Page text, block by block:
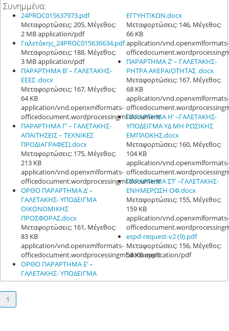
Συνημμένα:
24PROC015637973.pdf
Μεταφορτώσεις: 205, Μέγεθος:
2 MB application/pdf
Γαλετάκης_24PROC015636634.pdf
Μεταφορτώσεις: 188, Μέγεθος:
3 MB application/pdf
ΠΑΡΑΡΤΗΜΑ Β’ – ΓΑΛΕΤΑΚΗΣ-
ΕΕΕΣ .docx
Μεταφορτώσεις: 167, Μέγεθος:
64 KB
application/vnd.openxmlformats-
officedocument.wordprocessingml.document
ΠΑΡΑΡΤΗΜΑ Γ’ – ΓΑΛΕΤΑΚΗΣ-
ΑΠΑΙΤΗΣΕΙΣ – ΤΕΧΝΙΚΕΣ
ΠΡΟΔΙΑΓΡΑΦΕΣ).docx
Μεταφορτώσεις: 175, Μέγεθος:
213 KB
application/vnd.openxmlformats-
officedocument.wordprocessingml.document
ΟΡΘΟ ΠΑΡΑΡΤΗΜΑ Δ’ –
ΓΑΛΕΤΑΚΗΣ- ΥΠΟΔΕΙΓΜΑ
ΟΙΚΟΝΟΜΙΚΗΣ
ΠΡΟΣΦΟΡΑΣ.docx
Μεταφορτώσεις: 161, Μέγεθος:
83 KB
application/vnd.openxmlformats-
officedocument.wordprocessingml.document
ΟΡΘΟ ΠΑΡΑΡΤΗΜΑ Ε’ –
ΓΑΛΕΤΑΚΗΣ- ΥΠΟΔΕΙΓΜΑ
ΕΓΓΥΗΤΙΚΩΝ.docx
Μεταφορτώσεις: 146, Μέγεθος:
66 KB
application/vnd.openxmlformats-
ΠΑΡΑΡΤΗΜΑ Ζ’ – ΓΑΛΕΤΑΚΗΣ-
ΡΗΤΡΑ ΑΚΕΡΑΙΟΤΗΤΑΣ .docx
Μεταφορτώσεις: 167, Μέγεθος:
68 KB
application/vnd.openxmlformats-
ΠΑΡΑΡΤΗΜΑ Η’ –ΓΑΛΕΤΑΚΗΣ-
ΥΠΟΔΕΙΓΜΑ ΥΔ ΜΗ ΡΩΣΙΚΗΣ
ΕΜΠΛΟΚΗΣ.docx
Μεταφορτώσεις: 160, Μέγεθος:
104 KB
application/vnd.openxmlformats-
ΠΑΡΑΡΤΗΜΑ ΣΤ’ –ΓΑΛΕΤΑΚΗΣ-
ΕΝΗΜΕΡΩΣΗ ΟΦ.docx
Μεταφορτώσεις: 155, Μέγεθος:
159 KB
application/vnd.openxmlformats-
espd-request-v2 (9).pdf
Μεταφορτώσεις: 156, Μέγεθος:
54 KB application/pdf
1